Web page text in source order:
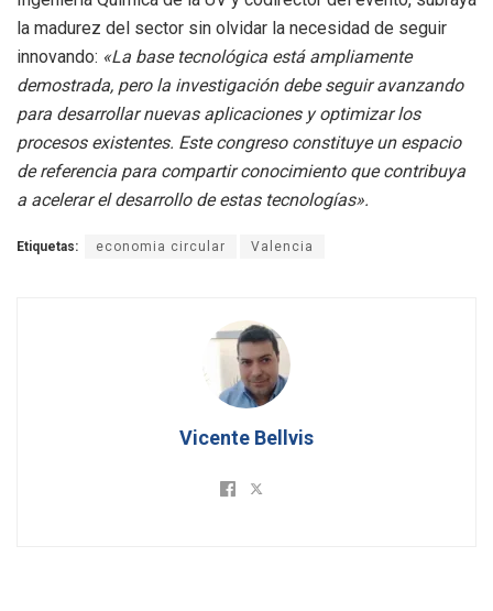
la madurez del sector sin olvidar la necesidad de seguir
innovando: «La base tecnológica está ampliamente
demostrada, pero la investigación debe seguir avanzando
para desarrollar nuevas aplicaciones y optimizar los
procesos existentes. Este congreso constituye un espacio
de referencia para compartir conocimiento que contribuya
a acelerar el desarrollo de estas tecnologías».
Etiquetas: economia circular Valencia
Vicente Bellvis